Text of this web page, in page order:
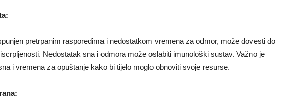
pretrpanim rasporedima i nedostatkom vremena za odmor, može dovesti do
Nedostatak sna i odmora može oslabiti imunološki sustav. Važno je
i vremena za opuštanje kako bi tijelo moglo obnoviti svoje resurse.